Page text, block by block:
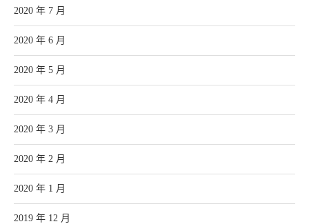
2020 年 7 月
2020 年 6 月
2020 年 5 月
2020 年 4 月
2020 年 3 月
2020 年 2 月
2020 年 1 月
2019 年 12 月